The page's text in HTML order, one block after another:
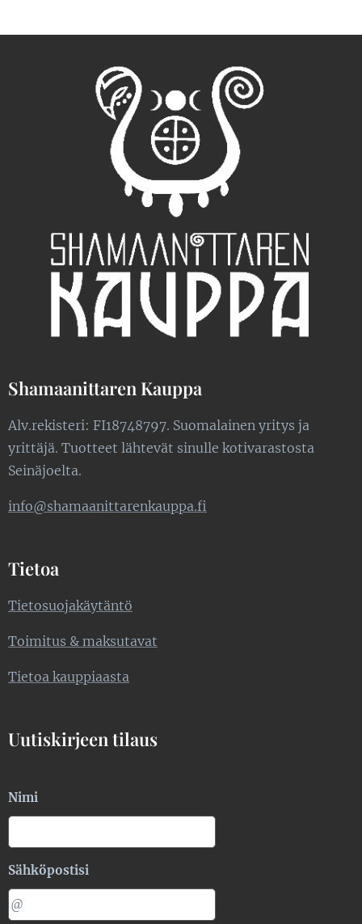
Shamaanittaren Kauppa
Alv.rekisteri: FI18748797. Suomalainen yritys ja
yrittäjä. Tuotteet lähtevät sinulle kotivarastosta
Seinäjoelta.
info@shamaanittarenkauppa.fi
Tietoa
Tietosuojakäytäntö
Toimitus & maksutavat
Tietoa kauppiaasta
Uutiskirjeen tilaus
Nimi
Sähköpostisi